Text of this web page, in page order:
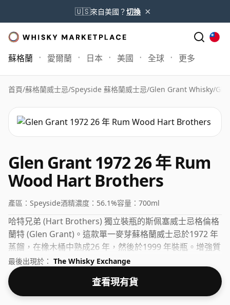
🇺🇸來自美國？切換 ×
蘇格蘭 愛爾蘭 日本 美國 全球 更多
首頁/蘇格蘭威士忌/Speyside 蘇格蘭威士忌/Glen Grant Whisky/
Glen Grant 1972 26 年 Rum
Wood Hart Brothers
產區： Speyside酒精濃度： 56.1%容量： 700ml
哈特兄弟 (Hart Brothers) 獨立裝瓶的斯佩塞威士忌格倫格
蘭特 (Glen Grant)。這款單一麥芽蘇格蘭威士忌於1972 年
蒸餾，在橡木桶中熟成26 年，然後於1999 年裝瓶。增強質
地並打開精神。
最後出現於： The Whisky Exchange
查看現有貨